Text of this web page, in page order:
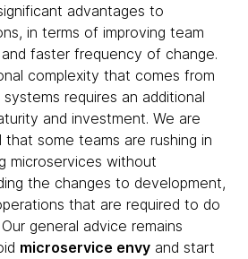
advantages to
in terms of improving team
faster frequency of change.
complexity that comes from
requires an additional
and investment. We are
that some teams are rushing in
microservices without
the changes to development,
that are required to do
general advice remains
microservice envy and start